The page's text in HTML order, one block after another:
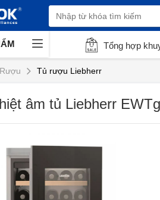
Tổng hợp
Tủ rượu Liebherr
âm tủ Liebherr